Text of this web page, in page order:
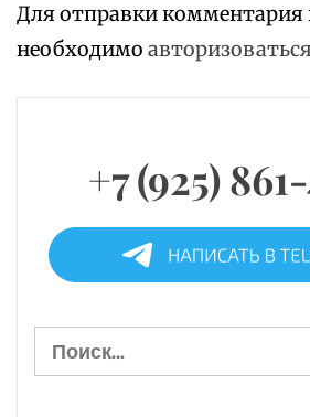
Для отправки комментария
необходимо авторизоваться
+7 (925)
Найти: